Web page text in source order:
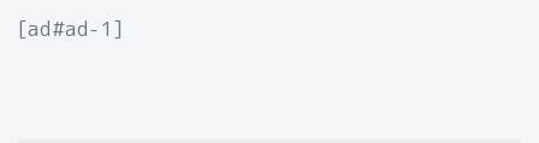
[ad#ad-1]